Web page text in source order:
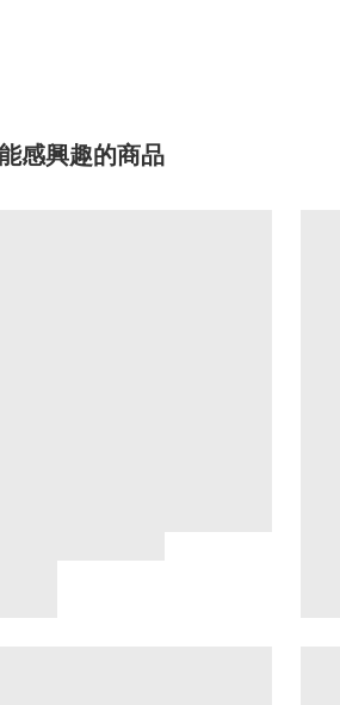
感興趣的商品